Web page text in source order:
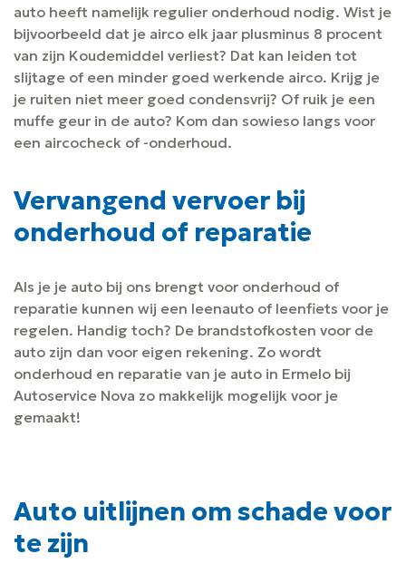
auto heeft namelijk regulier onderhoud nodig. Wist je
bijvoorbeeld dat je airco elk jaar plusminus 8 procent
van zijn Koudemiddel verliest? Dat kan leiden tot
slijtage of een minder goed werkende airco. Krijg je
je ruiten niet meer goed condensvrij? Of ruik je een
muffe geur in de auto? Kom dan sowieso langs voor
een aircocheck of -onderhoud.
Vervangend vervoer bij
onderhoud of reparatie
Als je je auto bij ons brengt voor onderhoud of
reparatie kunnen wij een leenauto of leenfiets voor je
regelen. Handig toch? De brandstofkosten voor de
auto zijn dan voor eigen rekening. Zo wordt
onderhoud en reparatie van je auto in Ermelo bij
Autoservice Nova zo makkelijk mogelijk voor je
gemaakt!
Auto uitlijnen om schade voor
te zijn